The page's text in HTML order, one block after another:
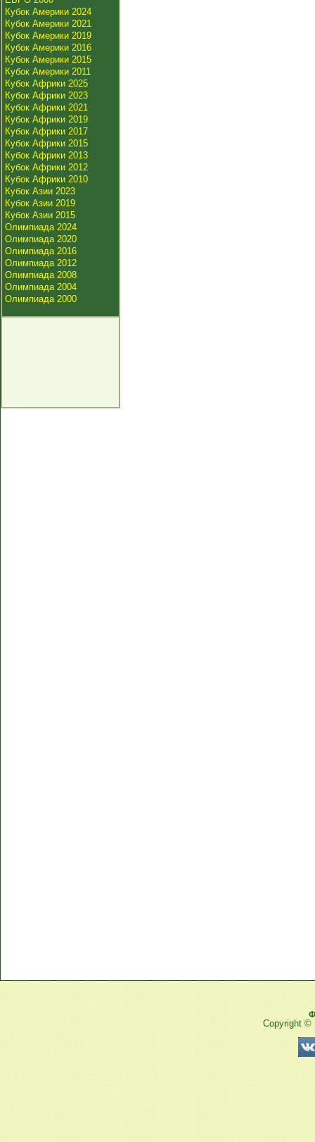
Кубок Америки 2024
Кубок Америки 2021
Кубок Америки 2019
Кубок Америки 2016
Кубок Америки 2015
Кубок Америки 2011
Кубок Африки 2025
Кубок Африки 2023
Кубок Африки 2021
Кубок Африки 2019
Кубок Африки 2017
Кубок Африки 2015
Кубок Африки 2013
Кубок Африки 2012
Кубок Африки 2010
Кубок Азии 2023
Кубок Азии 2019
Кубок Азии 2015
Олимпиада 2024
Олимпиада 2020
Олимпиада 2016
Олимпиада 2012
Олимпиада 2008
Олимпиада 2004
Олимпиада 2000
Copyright ©